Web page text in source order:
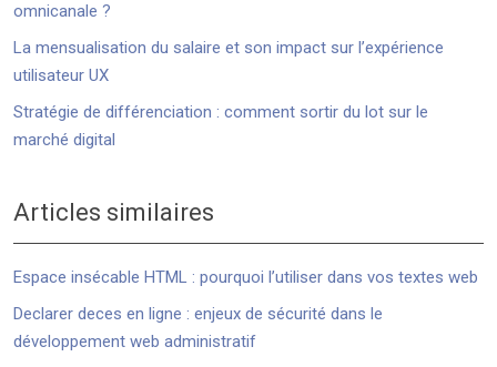
omnicanale ?
La mensualisation du salaire et son impact sur l’expérience
utilisateur UX
Stratégie de différenciation : comment sortir du lot sur le
marché digital
Articles similaires
Espace insécable HTML : pourquoi l’utiliser dans vos textes web
Declarer deces en ligne : enjeux de sécurité dans le
développement web administratif